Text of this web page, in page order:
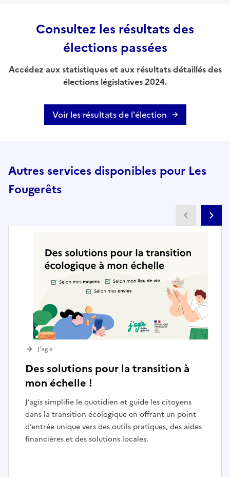
Consultez les résultats des
élections passées
Accédez aux statistiques et aux résultats détaillés des
élections législatives 2024.
Voir les résultats de l'élection
Autres services disponibles pour Les
Fougerêts
Des solutions pour la transition à
mon échelle !
J’agis simplifie le quotidien et guide les citoyens
dans la transition écologique en offrant un point
d’entrée unique vers des outils pratiques, des aides
financières et des solutions locales.
J’agis